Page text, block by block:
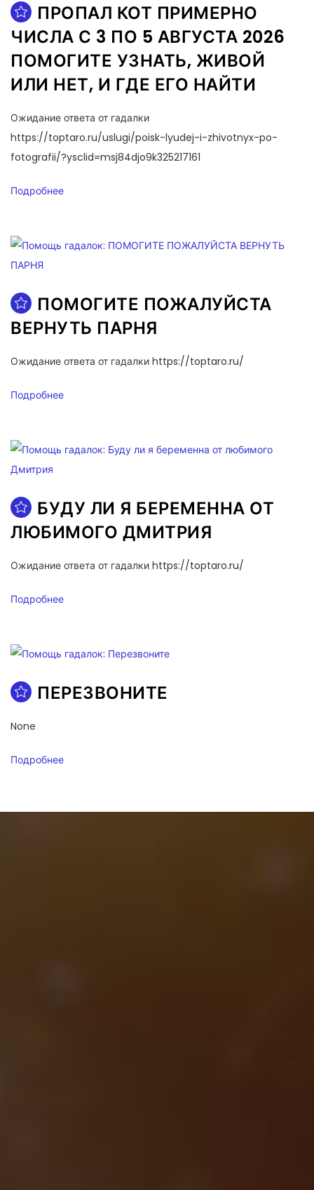
ПРОПАЛ КОТ ПРИМЕРНО
ЧИСЛА С 3 ПО 5 АВГУСТА 2026
ПОМОГИТЕ УЗНАТЬ, ЖИВОЙ
ИЛИ НЕТ, И ГДЕ ЕГО НАЙТИ
Ожидание ответа от гадалки
https://toptaro.ru/uslugi/poisk-lyudej-i-zhivotnyx-po-
fotografii/?ysclid=msj84djo9k325217161
Подробнее
ПОМОГИТЕ ПОЖАЛУЙСТА
ВЕРНУТЬ ПАРНЯ
Ожидание ответа от гадалки https://toptaro.ru/
Подробнее
БУДУ ЛИ Я БЕРЕМЕННА ОТ
ЛЮБИМОГО ДМИТРИЯ
Ожидание ответа от гадалки https://toptaro.ru/
Подробнее
ПЕРЕЗВОНИТЕ
None
Подробнее